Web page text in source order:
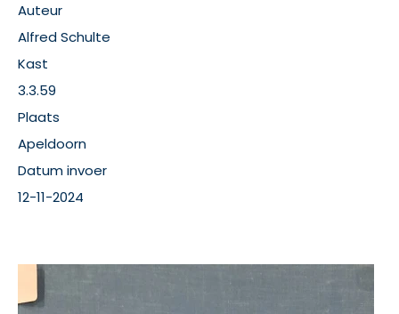
Auteur
Alfred Schulte
Kast
3.3.59
Plaats
Apeldoorn
Datum invoer
12-11-2024